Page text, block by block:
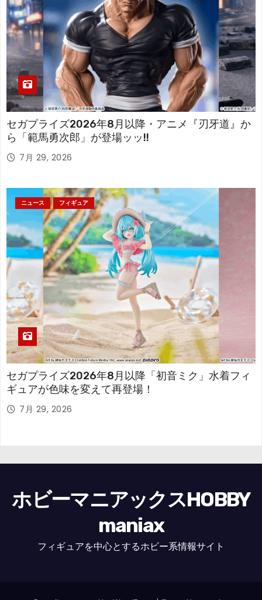
セガプライズ2026年8月以降・アニメ『刃牙道』か
ら「範馬勇次郎」が登場ッッ!!
7月 29, 2026
ニュース フィギュア
セガプライズ2026年8月以降「初音ミク」水着フィ
ギュアが色味を変えて再登場！
7月 29, 2026
ホビーマニアックスHOBBY
maniax
フィギュアを中心とするホビー系情報サイト